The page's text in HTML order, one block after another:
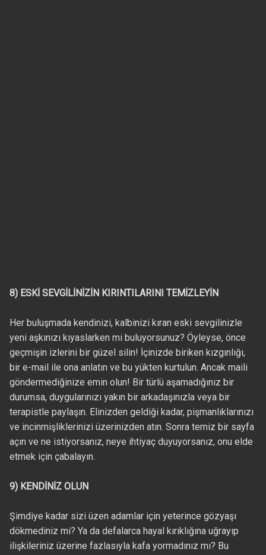
8) ESKİ SEVGİLİNİZİN KIRINTILARINI TEMİZLEYİN
Her buluşmada kendinizi, kalbinizi kıran eski sevgilinizle
yeni aşkınızı kıyaslarken mi buluyorsunuz? Öyleyse, önce
geçmişin izlerini bir güzel silin! İçinizde biriken kızgınlığı,
bir e-mail ile ona anlatın ve bu yükten kurtulun. Ancak maili
göndermediğinize emin olun! Bir türlü aşamadığınız bir
durumsa, duygularınızı yakın bir arkadaşınızla veya bir
terapistle paylaşın. Elinizden geldiği kadar, pişmanlıklarınızı
ve incinmişliklerinizi üzerinizden atın. Sonra temiz bir sayfa
açın ve ne istiyorsanız, neye ihtiyaç duyuyorsanız, onu elde
etmek için çabalayın.
9) KENDİNİZ OLUN
Şimdiye kadar sizi üzen adamlar için yeterince gözyaşı
dökmediniz mi? Ya da defalarca hayal kırıklığına uğrayıp
ilişkileriniz üzerine fazlasıyla kafa yormadınız mı? Bu